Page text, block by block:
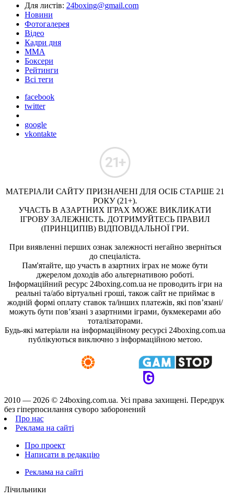
Для листів: 24boxing@gmail.com
Новини
Фотогалерея
Відео
Кадри дня
ММА
Боксери
Рейтинги
Всі теги
facebook
twitter
google
vkontakte
МАТЕРІАЛИ САЙТУ ПРИЗНАЧЕНІ ДЛЯ ОСІБ СТАРШЕ 21
РОКУ (21+).
УЧАСТЬ В АЗАРТНИХ ІГРАХ МОЖЕ ВИКЛИКАТИ
ІГРОВУ ЗАЛЕЖНІСТЬ. ДОТРИМУЙТЕСЬ ПРАВИЛ
(ПРИНЦИПІВ) ВІДПОВІДАЛЬНОЇ ГРИ.
При виявленні перших ознак залежності негайно зверніться
до спеціаліста.
Пам'ятайте, що участь в азартних іграх не може бути
джерелом доходів або альтернативою роботі.
Інформаційний ресурс 24boxing.com.ua не проводить ігри на
реальні та/або віртуальні гроші, також сайт не приймає в
жодній формі оплату ставок та/інших платежів, які пов’язані/
можуть бути пов’язані з азартними іграми, букмекерами або
тоталізаторами.
Будь-які матеріали на інформаційному ресурсі 24boxing.com.ua
публікуються виключно з інформаційною метою.
2010 — 2026 © 24boxing.com.ua. Усi права захищенi. Передрук
без гіперпосилання суворо заборонений
Про нас
Реклама на сайті
Про проект
Написати в редакцію
Реклама на сайті
Лічильники